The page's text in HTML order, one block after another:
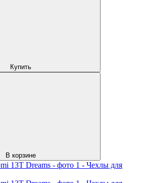
Купить
В корзине